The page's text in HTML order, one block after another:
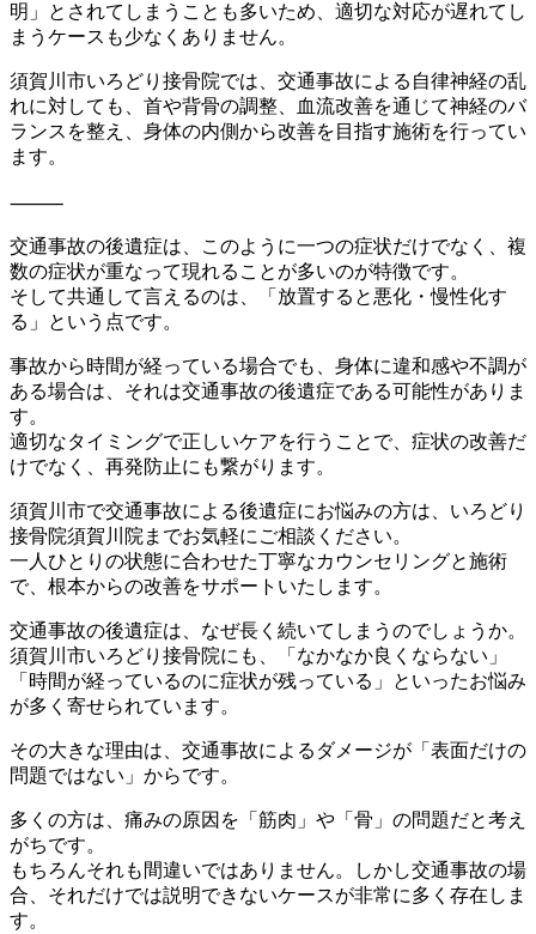
明」とされてしまうことも多いため、適切な対応が遅れてし
まうケースも少なくありません。
須賀川市いろどり接骨院では、交通事故による自律神経の乱
れに対しても、首や背骨の調整、血流改善を通じて神経のバ
ランスを整え
、身体の内側から改善を目指す施術を行ってい
ます。
⸻
交通事故の後遺症は、このように一つの症状だけでなく、複
数の症状が重なって現れることが多いのが特徴です。
そして共通して言えるのは、「放置すると悪化・慢性化す
る」とい う点です。
事故から時間が経っている場合でも、身体に違和感や不調が
ある場合は、それは交通事故の後遺症である可能性がありま
す。
適切なタイミングで正しいケアを行うことで、症状の改善だ
けでな く、再発防止にも繋がります。
須賀川市で交通事故による後遺症にお悩みの方は、いろどり
接骨院須賀川院までお気軽にご相談ください。
一人ひとりの状態に合わせた丁寧なカウンセリングと施術
で、根本からの改善をサポートいたします。
交通事故の後遺症は、なぜ長く続いてしまうのでしょうか。
須賀川市いろどり接骨院にも、「なかなか良くならない」
「時間が経っているのに症状が残っている」といったお悩み
が多く寄せられています。
その大きな理由は、交通事故によるダメージが「表面だけの
問題ではない」からです。
多くの方は、痛みの原因を「筋肉」や「骨」の問題だと考え
がちです。
もちろんそれも間違いではありません。しかし交通事故の場
合、それだけでは説明できないケースが非常に多く存在しま
す。